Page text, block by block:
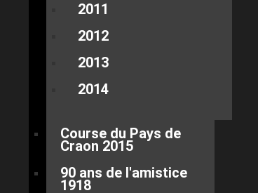
2011
2012
2013
2014
Course du Pays de
Craon 2015
90 ans de l'amistice
1918